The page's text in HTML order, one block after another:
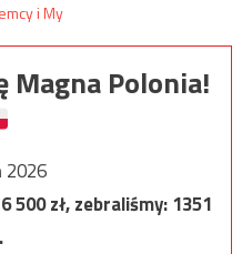
Magna Polonia!
2026
500zł, zebraliśmy:1351